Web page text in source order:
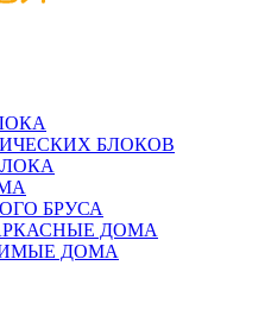
БЛОКОВ
БРУСА
ДОМА
ДОМА